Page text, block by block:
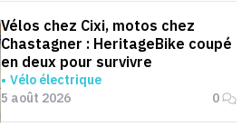
Vélos chez Cixi, motos chez
Chastagner : HeritageBike coupé
en deux pour survivre
Vélo électrique
5 août 2026
0